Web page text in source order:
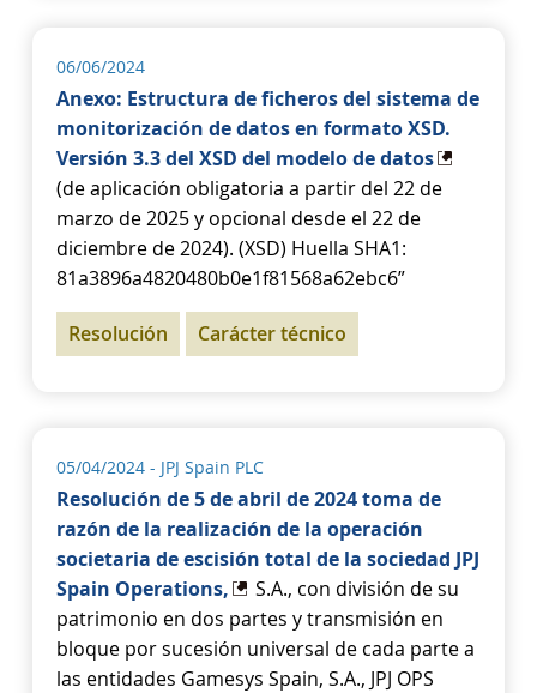
06/06/2024
Anexo: Estructura de ficheros del sistema de
monitorización de datos en formato XSD.
Versión 3.3 del XSD del modelo de datos
(de aplicación obligatoria a partir del 22 de
marzo de 2025 y opcional desde el 22 de
diciembre de 2024). (XSD) Huella SHA1:
81a3896a4820480b0e1f81568a62ebc6”
Resolución Carácter técnico
05/04/2024 - JPJ Spain PLC
Resolución de 5 de abril de 2024 toma de
razón de la realización de la operación
societaria de escisión total de la sociedad JPJ
Spain Operations,
S.A., con división de su
patrimonio en dos partes y transmisión en
bloque por sucesión universal de cada parte a
las entidades Gamesys Spain, S.A., JPJ OPS